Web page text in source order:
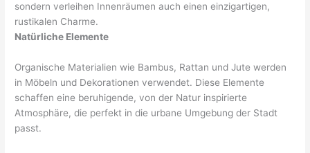
sondern verleihen Innenräumen auch einen einzigartigen,
rustikalen Charme.
Natürliche Elemente
Organische Materialien wie Bambus, Rattan und Jute werden
in Möbeln und Dekorationen verwendet. Diese Elemente
schaffen eine beruhigende, von der Natur inspirierte
Atmosphäre, die perfekt in die urbane Umgebung der Stadt
passt.